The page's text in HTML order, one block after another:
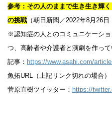
参考：その人のままで生き生き輝
の挑戦 （朝日新聞／2022年8月26日
※認知症の人とのコミュニケーシ
つ、高齢者や介護者と演劇を作って
記事： https://www.asahi.com/
魚拓URL（上記リンク切れの場合）
菅原直樹ツイッター： https://